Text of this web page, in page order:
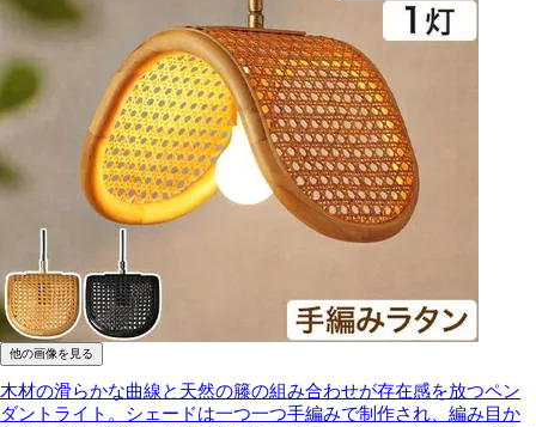
他の画像を見る
木材の滑らかな曲線と天然の籐の組み合わせが存在感を放つペン
ダントライト。シェードは一つ一つ手編みで制作され、編み目か